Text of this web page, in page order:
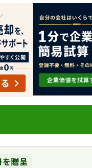
リット
贈呈